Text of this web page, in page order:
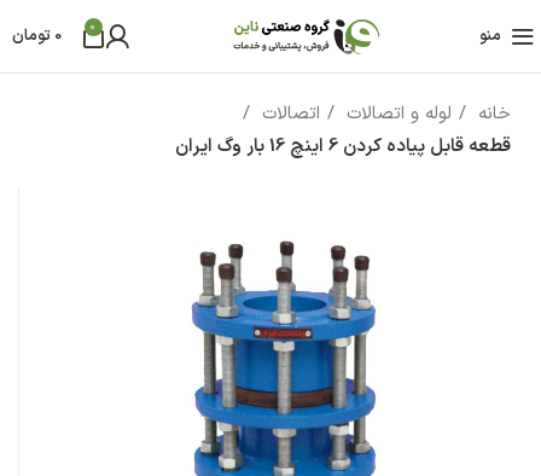
منو 0
0 تومان
خانه لوله و اتصالات
اتصالات
قطعه قابل پیاده کردن 6 اینچ 16 بار وگ ایران